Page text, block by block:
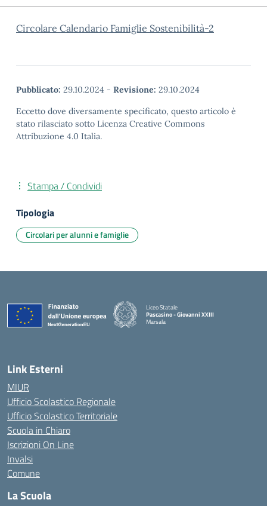
Circolare Calendario Famiglie Sostenibilità-2
Pubblicato: 29.10.2024 - Revisione: 29.10.2024
Eccetto dove diversamente specificato, questo articolo è
stato rilasciato sotto Licenza Creative Commons
Attribuzione 4.0 Italia.
Stampa / Condividi
Tipologia
Circolari per alunni e famiglie
Liceo Statale
Pascasino - Giovanni XXIII
Marsala
Link Esterni
MIUR
Ufficio Scolastico Regionale
Ufficio Scolastico Territoriale
Scuola in Chiaro
Iscrizioni On Line
Invalsi
Comune
La Scuola